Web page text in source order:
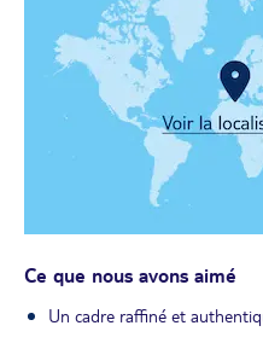
Ce que nous avons aimé
Un cadre raffiné et